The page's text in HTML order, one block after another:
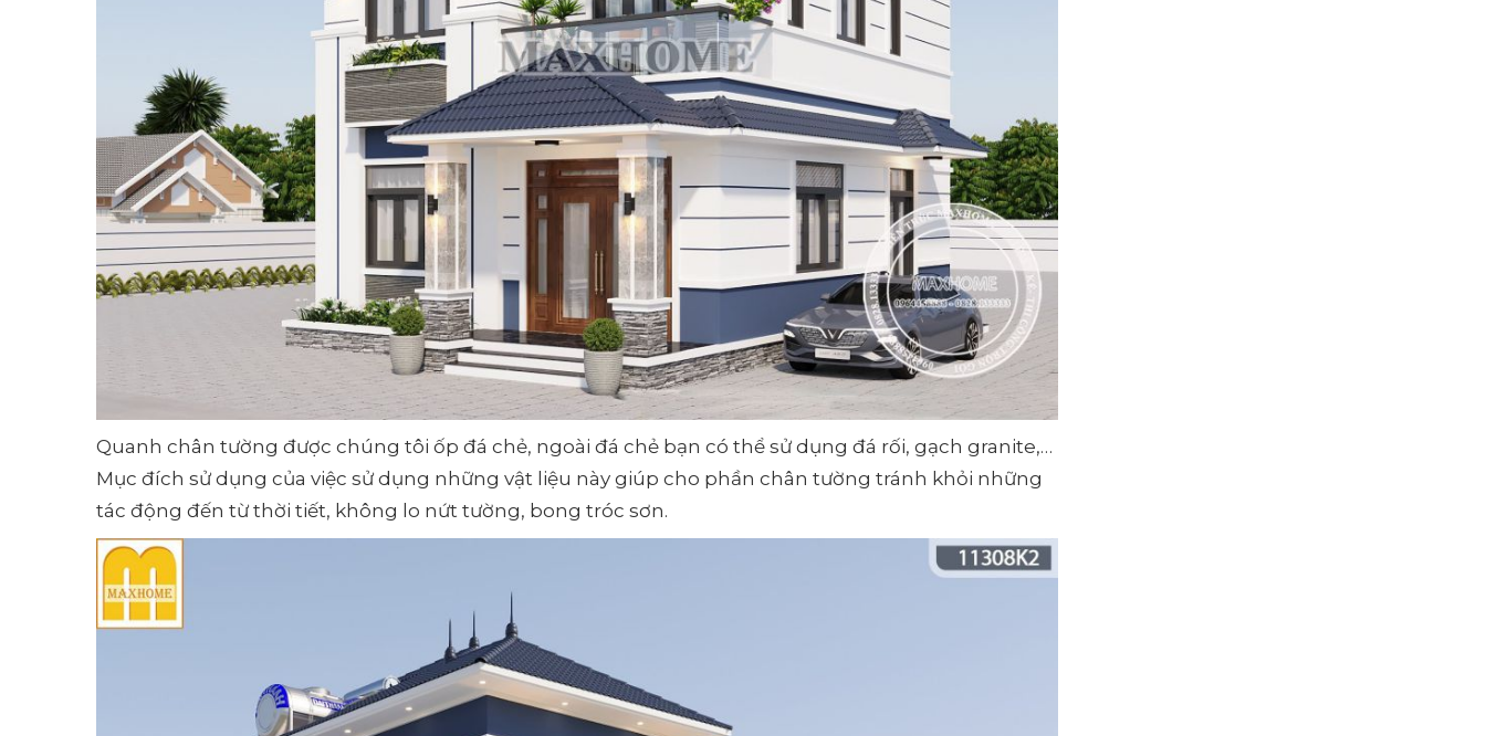
Quanh chân tường được chúng tôi ốp đá chẻ, ngoài đá chẻ bạn có thể sử dụng đá rối, gạch granite,…
Mục đích sử dụng của việc sử dụng những vật liệu này giúp cho phần chân tường tránh khỏi những
tác động đến từ thời tiết, không lo nứt tường, bong tróc sơn.